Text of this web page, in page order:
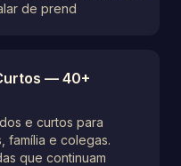
de prend
— 40+
e curtos para
família e colegas.
que continuam